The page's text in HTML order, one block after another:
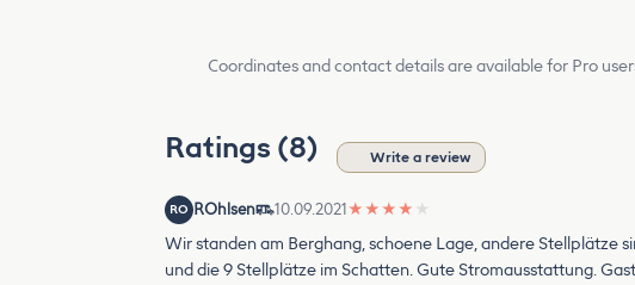
Coordinates and contact details are available for Pro
Ratings (8) Write a review
RO ROhlsen 10.09.2021 ★ ★ ★ ★ ★
Wir standen am Berghang, schoene Lage, andere Stellplätze
und die 9 Stellplätze im Schatten. Gute Stromausstattung.